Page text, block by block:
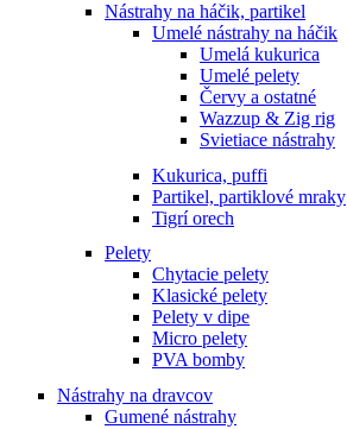
Nástrahy na háčik, partikel
Umelé nástrahy na háčik
Umelá kukurica
Umelé pelety
Červy a ostatné
Wazzup & Zig rig
Svietiace nástrahy
Kukurica, puffi
Partikel, partiklové mraky
Tigrí orech
Pelety
Chytacie pelety
Klasické pelety
Pelety v dipe
Micro pelety
PVA bomby
Nástrahy na dravcov
Gumené nástrahy